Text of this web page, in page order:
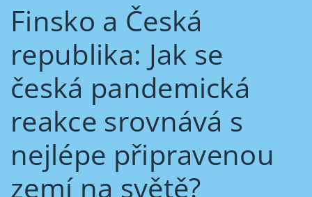
Finsko a Česká
republika: Jak se
česká pandemická
reakce srovnává s
nejlépe připravenou
zemí na světě?